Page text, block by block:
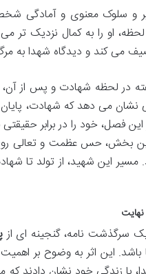
و سلوک معنوی و آمادگی
او را به کمال نزدیک تر
می کند و دیدگاه شهدا به
در لحظه شهادت و پس از آن،
نشان می دهد که شهادت،
این فصل، خود را در برابر
بخش، حس عظمت و تعالی روح را
این شهید، از تولد تا
یک سرگذشت نامه، گنجینه ای از
باشد. این اثر به وضوح بر